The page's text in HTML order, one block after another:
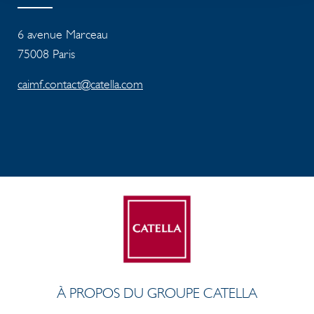
6 avenue Marceau
75008 Paris
caimf.contact@catella.com
À PROPOS DU GROUPE CATELLA